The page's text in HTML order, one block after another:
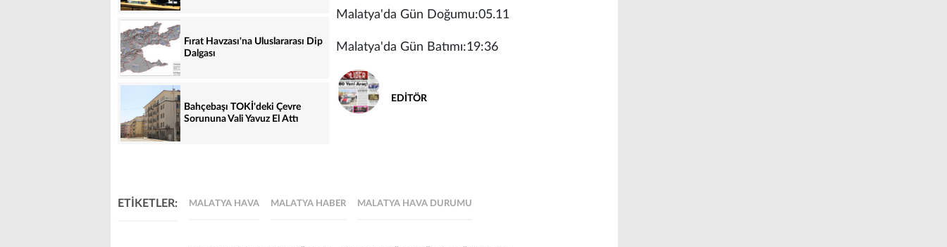
Fırat Havzası'na Uluslararası Dip
Dalgası
Bahçebaşı TOKİ'deki Çevre
Sorununa Vali Yavuz El Attı
Malatya'da Gün Doğumu:05.11
Malatya'da Gün Batımı:19:36
EDİTÖR
ETİKETLER: MALATYA HAVA MALATYA HABER MALATYA HAVA DURUMU